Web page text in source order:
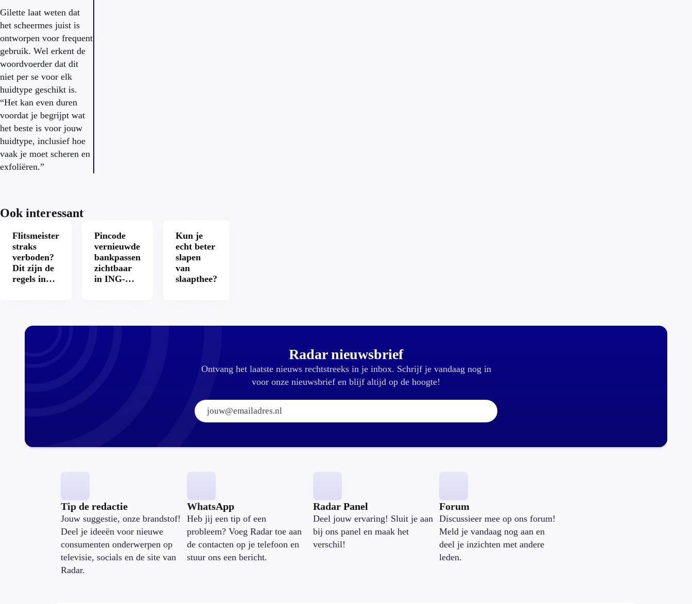
Gilette laat weten dat
het scheermes juist is
ontworpen voor frequent
gebruik. Wel erkent de
woordvoerder dat dit
niet per se voor elk
huidtype geschikt is.
“Het kan even duren
voordat je begrijpt wat
het beste is voor jouw
huidtype, inclusief hoe
vaak je moet scheren en
exfoliëren.”
Ook interessant
Flitsmeister
straks
verboden?
Dit zijn de
regels in
Pincode
vernieuwde
bankpassen
zichtbaar
in ING-
Kun je
echt beter
slapen
van
slaapthee?
Radar nieuwsbrief
Ontvang het laatste nieuws rechtstreeks in je inbox. Schrijf je vandaag nog in
voor onze nieuwsbrief en blijf altijd op de hoogte!
E-mailadres:
Tip de redactie
Jouw suggestie, onze brandstof!
Deel je ideeën voor nieuwe
consumenten onderwerpen op
televisie, socials en de site van
Radar.
WhatsApp
Heb jij een tip of een
probleem? Voeg Radar toe aan
de contacten op je telefoon en
stuur ons een bericht.
Radar Panel
Deel jouw ervaring! Sluit je aan
bij ons panel en maak het
verschil!
Forum
Discussieer mee op ons forum!
Meld je vandaag nog aan en
deel je inzichten met andere
leden.